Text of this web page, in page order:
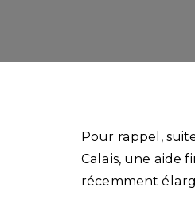
Pour rappel,
Calais, une aide
récemment